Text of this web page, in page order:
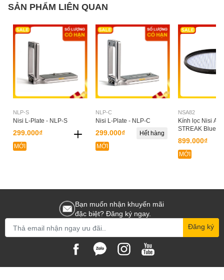
SẢN PHẨM LIÊN QUAN
NLP-S
Nisi L-Plate - NLP-S
299.000₫
MỚI
NLP-C
Nisi L-Plate - NLP-C
299.000₫
Hết hàng
MỚI
NSA82
Kính lọc Nisi
STREAK Blue
899.000₫
MỚI
Bạn muốn nhận khuyến mãi
đặc biệt? Đăng ký ngay.
Đăng ký